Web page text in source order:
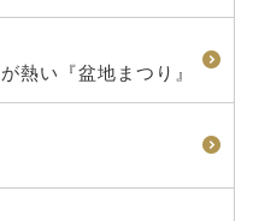
熱い『盆地まつり』